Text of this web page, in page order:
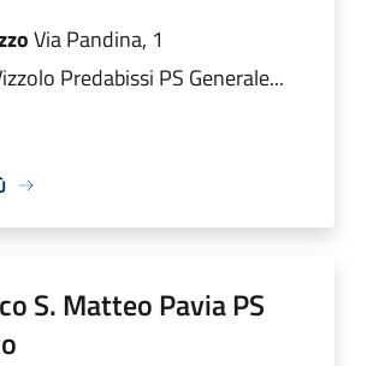
Via Pandina, 1
Predabissi PS Generale...
S. Matteo Pavia PS